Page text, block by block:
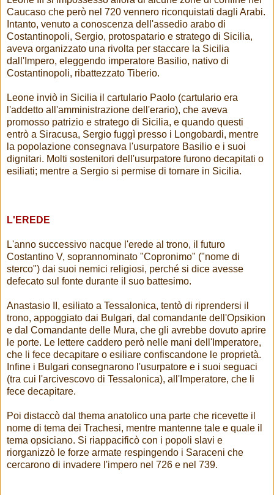
Caucaso che però nel 720 vennero riconquistati dagli Arabi.
Intanto, venuto a conoscenza dell'assedio arabo di
Costantinopoli, Sergio, protospatario e stratego di Sicilia,
aveva organizzato una rivolta per staccare la Sicilia
dall'Impero, eleggendo imperatore Basilio, nativo di
Costantinopoli, ribattezzato Tiberio.
Leone inviò in Sicilia il cartulario Paolo (cartulario era
l'addetto all'amministrazione dell'erario), che aveva
promosso patrizio e stratego di Sicilia, e quando questi
entrò a Siracusa, Sergio fuggì presso i Longobardi, mentre
la popolazione consegnava l'usurpatore Basilio e i suoi
dignitari. Molti sostenitori dell'usurpatore furono decapitati o
esiliati; mentre a Sergio si permise di tornare in Sicilia.
L'EREDE
L'anno successivo nacque l'erede al trono, il futuro
Costantino V, soprannominato "Copronimo" ("nome di
sterco") dai suoi nemici religiosi, perché si dice avesse
defecato sul fonte durante il suo battesimo.
Anastasio II, esiliato a Tessalonica, tentò di riprendersi il
trono, appoggiato dai Bulgari, dal comandante dell'Opsikion
e dal Comandante delle Mura, che gli avrebbe dovuto aprire
le porte. Le lettere caddero però nelle mani dell'Imperatore,
che li fece decapitare o esiliare confiscandone le proprietà.
Infine i Bulgari consegnarono l'usurpatore e i suoi seguaci
(tra cui l'arcivescovo di Tessalonica), all'Imperatore, che li
fece decapitare.
Poi distaccò dal thema anatolico una parte che ricevette il
nome di tema dei Trachesi, mentre mantenne tale e quale il
tema opsiciano. Si riappacificò con i popoli slavi e
riorganizzò le forze armate respingendo i Saraceni che
cercarono di invadere l'impero nel 726 e nel 739.